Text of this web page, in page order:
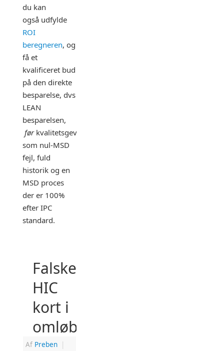
du kan
også udfylde
ROI
beregneren, og
få et
kvalificeret bud
på den direkte
besparelse, dvs
LEAN
besparelsen,
før kvalitetsgevinster
som nul-MSD
fejl, fuld
historik og en
MSD proces
der er 100%
efter IPC
standard.
Falske
HIC
kort i
omløb!
Af Preben |